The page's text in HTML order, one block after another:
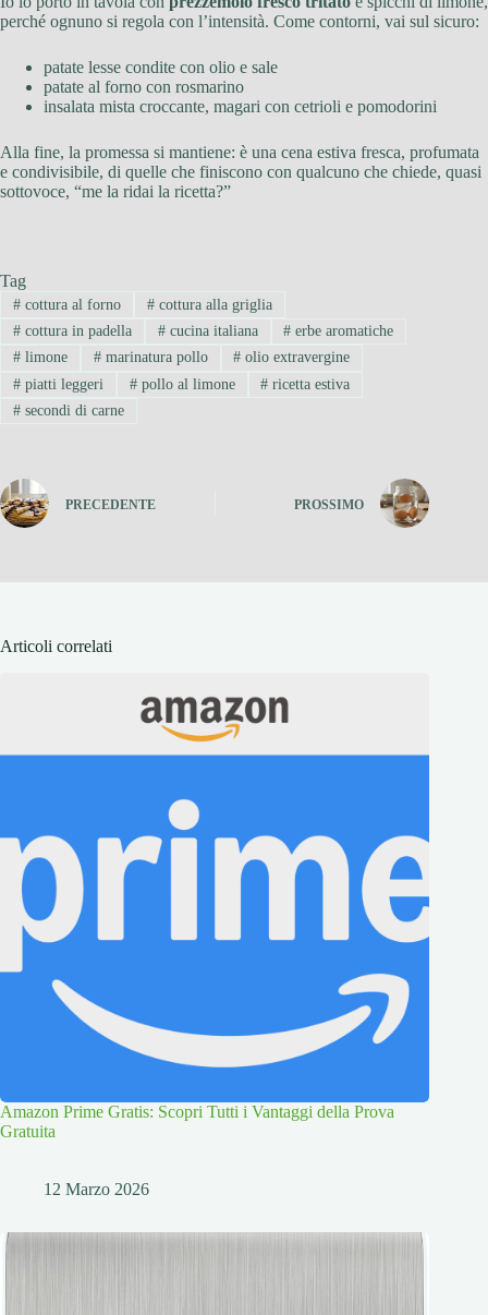
perché ognuno si regola con l’intensità. Come contorni, vai sul sicuro:
patate lesse condite con olio e sale
patate al forno con rosmarino
insalata mista croccante, magari con cetrioli e pomodorini
Alla fine, la promessa si mantiene: è una cena estiva fresca, profumata
e condivisibile, di quelle che finiscono con qualcuno che chiede, quasi
sottovoce, “me la ridai la ricetta?”
Tag
#cottura al forno #cottura alla griglia
#cottura in padella #cucina italiana # erbe aromatiche
#limone #marinatura pollo # olio extravergine
#piatti leggeri #pollo al limone # ricetta estiva
#secondi di carne
PRECEDENTE PROSSIMO
Articoli correlati
Amazon Prime Gratis: Scopri Tutti i Vantaggi della Prova
Gratuita
12 Marzo 2026